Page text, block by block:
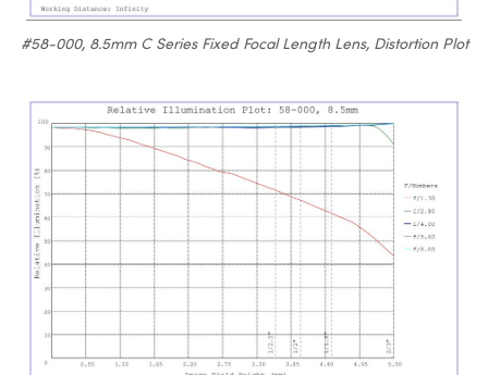
#58-000, 8.5mm C Series Fixed Focal Length Lens, Distortion Plot